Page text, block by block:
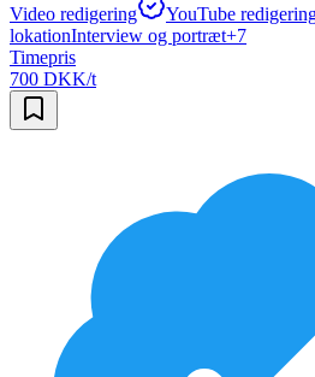
Video redigering
YouTube
lokationInterview og portræt+7
Timepris
700 DKK/t